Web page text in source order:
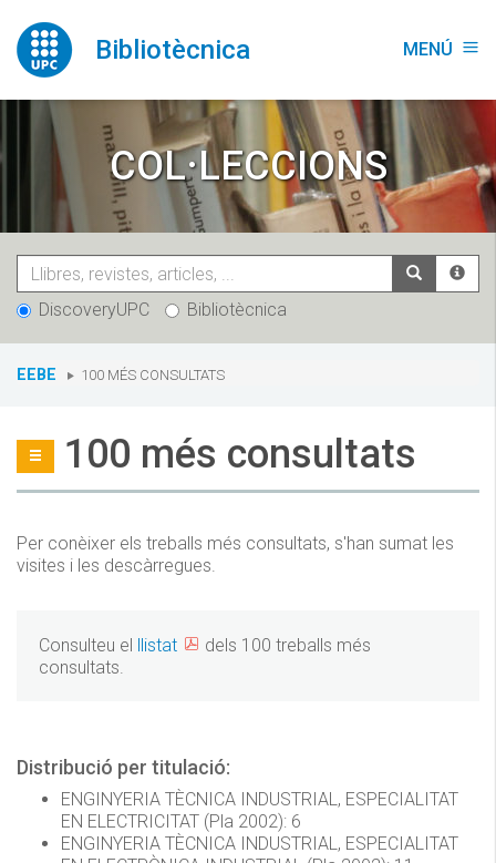
contingut
Bibliotècnica MENÚ menu
COL·LECCIONS
DiscoveryUPC Bibliotècnica
You
EEBE 100 MÉS CONSULTATS
100 més consultats
Per conèixer els treballs més consultats, s'han sumat les
visites i les descàrregues.
Consulteu el llistat
dels 100 treballs més
consultats.
Distribució per titulació:
ENGINYERIA TÈCNICA INDUSTRIAL, ESPECIALITAT
EN ELECTRICITAT (Pla 2002): 6
ENGINYERIA TÈCNICA INDUSTRIAL, ESPECIALITAT